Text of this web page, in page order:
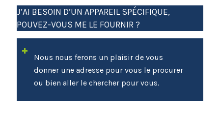
J’AI BESOIN D’UN APPAREIL SPÉCIFIQUE,
POUVEZ-VOUS ME LE FOURNIR ?
Nous nous ferons un plaisir de vous
donner une adresse pour vous le procurer
ou bien aller le chercher pour vous.